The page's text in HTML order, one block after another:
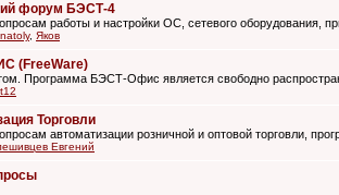
форум БЭСТ-4
работы и настройки ОС, сетевого оборудования,
, Яков
(FreeWare)
Программа БЭСТ-Офис является свободно
Торговли
автоматизации розничной и оптовой торговли,
Евгений